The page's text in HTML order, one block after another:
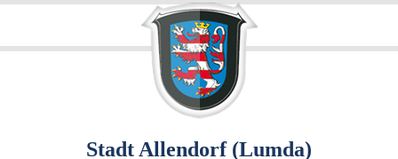
Stadt Allendorf (Lumda)